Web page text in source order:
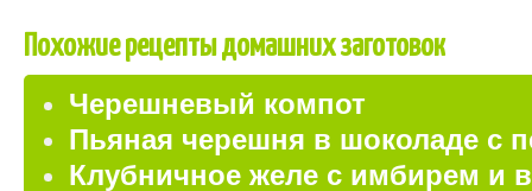
Похожие рецепты домашних заготовок
Черешневый компот
Пьяная черешня в шоколаде с
Клубничное желе с имбирем и